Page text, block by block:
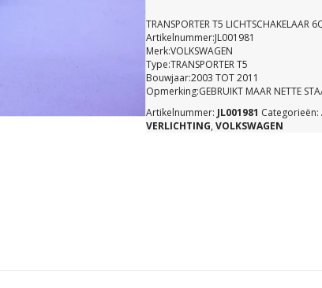
6Q0941531B
aantal
TRANSPORTER T5 LICHTSCHAKELAAR
Artikelnummer:JL001981
Merk:VOLKSWAGEN
Type:TRANSPORTER T5
Bouwjaar:2003 TOT 2011
Opmerking:GEBRUIKT MAAR NETTE
Artikelnummer: JL001981 Categorieën:
VERLICHTING, VOLKSWAGEN